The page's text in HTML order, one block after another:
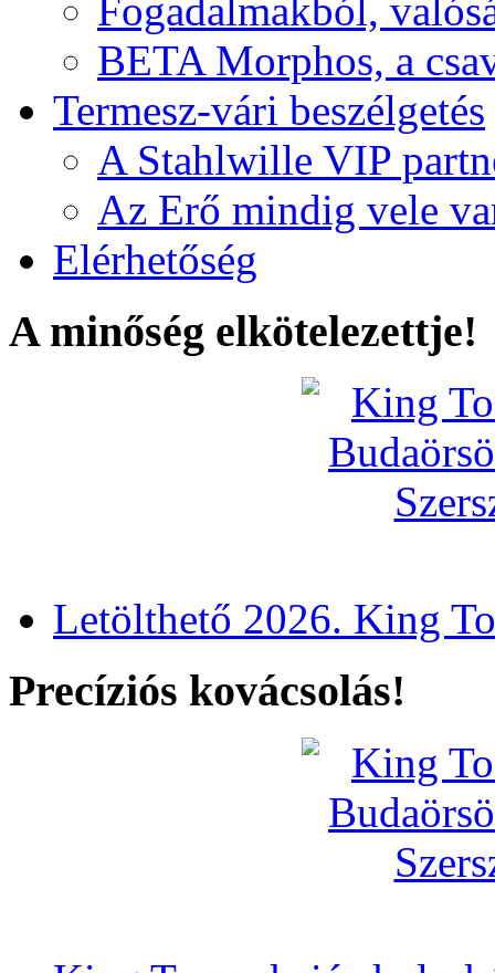
Fogadalmakból,
BETA Morphos, a
Termesz-vári beszélgetés
A Stahlwille VIP
Az Erő mindig vele
Elérhetőség
A minőség elkötelezettje!
Letölthető 2026. King
Precíziós kovácsolás!